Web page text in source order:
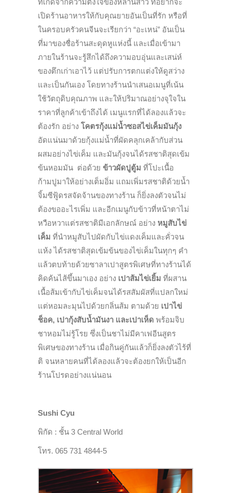
ที่เกิดจากความตั้งใจของหลานสาว ที่อยากจะ
เปิดร้านอาหารให้กับคุณยายอันเป็นที่รัก หรือที่
ในครอบครัวคนจีนจะเรียกว่า “อะเหน่” อันเป็น
ที่มาของชื่อร้านสะดุดหูแห่งนี้ และเมื่อเข้ามา
ภายในร้านจะรู้สึกได้ถึงความอบอุ่นและเสน่ห์
ของตึกเก่าเอาไว้ แต่ปรับการตกแต่งให้ดูสว่าง
และเป็นกันเอง โดยทางร้านนำเสนอเมนูที่เน้น
ใช้วัตถุดิบคุณภาพ และให้ปริมาณอย่างจุใจใน
ราคาที่ลูกค้าเข้าถึงได้ เมนูแรกที่ได้ลองแล้วจะ
ต้องรัก อย่าง โคตรกุ้งแม่น้ำซอสไข่เค็มมันกุ้ง
อัดแน่นมาด้วยกุ้งแม่น้ำที่ผัดคลุกเคล้ากับส่วน
ผสมอย่างไข่เค็ม และมันกุ้งจนได้รสชาติสุดเข้ม
ข้นหอมมัน ต่อด้วย ข้าวผัดปูตู้ม ที่โปะเนื้อ
ก้ามปูมาให้อย่างเต็มอิ่ม แถมเพิ่มรสชาติด้วยน้ำ
จิ้มซีฟู้ดรสจัดจ้านของทางร้าน ก็ยิ่งลงตัวจนไม่
ต้องขออะไรเพิ่ม และอีกเมนูกับข้าวที่หน้าตาไม่
หวือหวาแต่รสชาติมีเอกลักษณ์ อย่าง หมูสับไข่
เค็ม ที่นำหมูสับไปผัดกับไข่แดงเค็มและคั่วจน
แห้ง ได้รสชาติสุดเข้มข้นของไข่เค็มในทุกๆ คำ
แล้วตบท้ายด้วยซาลาเปาสูตรพิเศษที่ทางร้านได้
คิดค้นไส้ขึ้นมาเอง อย่าง เปาส้มไข่เยิ้ม ที่ผสาน
เนื้อส้มเข้ากับไข่เค็มจนได้รสสัมผัสที่แปลกใหม่
แต่หอมละมุนไปด้วยกลิ่นส้ม ตามด้วย เปาไข่
ช็อค, เปากุ้งสับน้ำมันงา และเปาเห็ด พร้อมจิบ
ชาหอมไม่รู้โรย ซึ่งเป็นชาไม่มีคาเฟอีนสูตร
พิเศษของทางร้าน เมื่อกินคู่กันแล้วก็ยิ่งลงตัวไร้ที่
ติ จนหลายคนที่ได้ลองแล้วจะต้องยกให้เป็นอีก
ร้านโปรดอย่างแน่นอน
Sushi Cyu
พิกัด : ชั้น 3 Central World
โทร. 065 731 4844-5